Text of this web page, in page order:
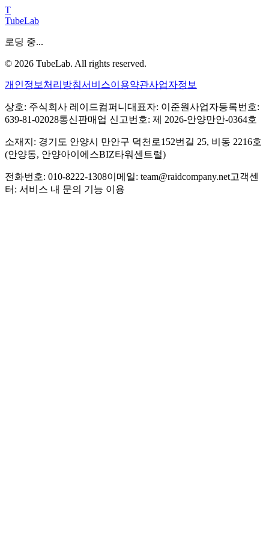
T
TubeLab
로딩 중...
© 2026 TubeLab. All rights reserved.
개인정보처리방침서비스이용약관사업자정보
상호: 주식회사 레이드컴퍼니 대표자: 이준원사업자등록번호:
639-81-02028통신판매업 신고번호: 제 2026-안양만안-0364호
소재지: 경기도 안양시 만안구 덕천로152번길 25, 비동 2216호
(안양동, 안양아이에스BIZ타워센트럴)
전화번호: 010-8222-1308이메일: team@raidcompany.net고객센
터: 서비스 내 문의 기능 이용